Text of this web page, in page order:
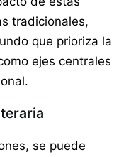
tradicionales,
que prioriza la
ejes centrales
se puede